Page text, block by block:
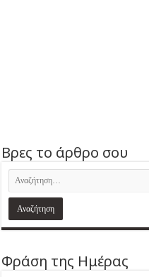
Βρες το άρθρο σου
Φράση της Ημέρας